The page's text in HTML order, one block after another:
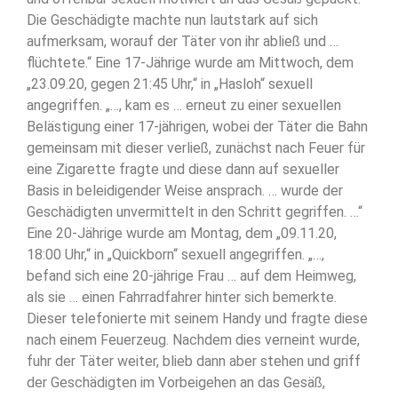
Die Geschädigte machte nun lautstark auf sich
aufmerksam, worauf der Täter von ihr abließ und …
flüchtete.“ Eine 17-Jährige wurde am Mittwoch, dem
„23.09.20, gegen 21:45 Uhr,“ in „Hasloh“ sexuell
angegriffen. „…, kam es … erneut zu einer sexuellen
Belästigung einer 17-jährigen, wobei der Täter die Bahn
gemeinsam mit dieser verließ, zunächst nach Feuer für
eine Zigarette fragte und diese dann auf sexueller
Basis in beleidigender Weise ansprach. … wurde der
Geschädigten unvermittelt in den Schritt gegriffen. …“
Eine 20-Jährige wurde am Montag, dem „09.11.20,
18:00 Uhr,“ in „Quickborn“ sexuell angegriffen. „…,
befand sich eine 20-jährige Frau … auf dem Heimweg,
als sie … einen Fahrradfahrer hinter sich bemerkte.
Dieser telefonierte mit seinem Handy und fragte diese
nach einem Feuerzeug. Nachdem dies verneint wurde,
fuhr der Täter weiter, blieb dann aber stehen und griff
der Geschädigten im Vorbeigehen an das Gesäß,